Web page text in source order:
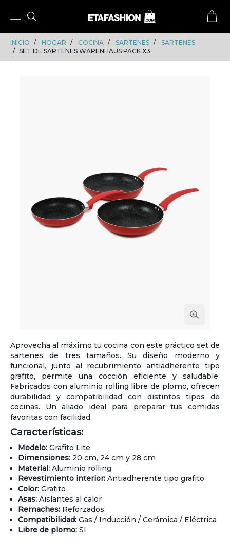
INICIO HOGAR COCINA SARTENES
SARTENES
SET DE SARTENES WARENHAUS PACK X3
Aprovecha al máximo tu cocina con este práctico set de
sartenes de tres tamaños. Su diseño moderno y
funcional, junto al recubrimiento antiadherente tipo
grafito, permite una cocción eficiente y saludable.
Fabricados con aluminio rolling libre de plomo, ofrecen
durabilidad y compatibilidad con distintos tipos de
cocinas. Un aliado ideal para preparar tus comidas
favoritas con facilidad.
Características:
Modelo: Grafito Lite
Dimensiones: 20 cm, 24 cm y 28 cm
Material: Aluminio rolling
Revestimiento interior: Antiadherente tipo grafito
Color: Grafito
Asas: Aislantes al calor
Remaches: Reforzados
Compatibilidad: Gas / Inducción / Cerámica / Eléctrica
Libre de plomo: Sí